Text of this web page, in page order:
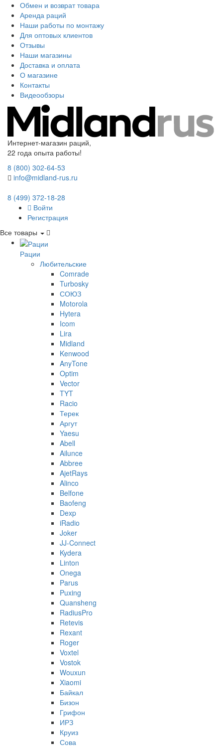
Обмен и возврат товара
Аренда раций
Наши работы по монтажу
Для оптовых клиентов
Отзывы
Наши магазины
Доставка и оплата
О магазине
Контакты
Видеообзоры
Интернет-магазин раций,
22 года опыта работы!
8 (800) 302-64-53
info@midland-rus.ru
8 (499) 372-18-28
Войти
Регистрация
Все товары
Рации
Любительские
Comrade
Turbosky
СОЮЗ
Motorola
Hytera
Icom
Lira
Midland
Kenwood
AnyTone
Optim
Vector
TYT
Racio
Терек
Аргут
Yaesu
Abell
Ailunce
Abbree
AjetRays
Alinco
Belfone
Baofeng
Dexp
iRadio
Joker
JJ-Connect
Kydera
Linton
Onega
Parus
Puxing
Quansheng
RadiusPro
Retevis
Rexant
Roger
Voxtel
Vostok
Wouxun
Xiaomi
Байкал
Бизон
Грифон
ИРЗ
Круиз
Сова